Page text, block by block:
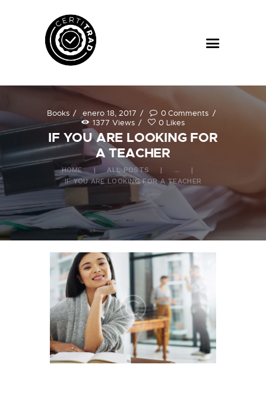
Books enero 18, 2017 0 Comments
1377 Views 0 Likes
IF YOU ARE LOOKING FOR
A TEACHER
HOME ALL POSTS
...
IF YOU ARE LOOKING FOR A TEACHER
TRANSLANG
INICIO
TRADUCCIÓN
JURADA
INTERPRETACIÓN
OTROS SERVICIOS
PRESUPUESTO
CONTACTO